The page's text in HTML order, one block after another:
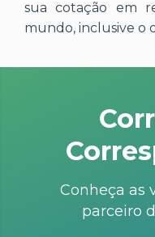
sua cotação em
mundo, inclusive o
Conheça as
parceiro